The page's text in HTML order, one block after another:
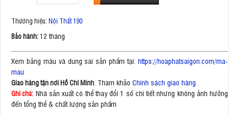
Thương hiệu: Nội Thất 190
Bảo hành:12 tháng
Xem bảng màu và dung sai sản phẩm tại: https://hoaphatsaigon.com/ma-
mau
Giao hàng tận nơi Hồ Chí Minh . Tham khảo Chính sách giao hàng
Ghi chú: Nhà sản xuất có thể thay đổi 1 số chi tiết nhưng không ảnh hưởng
đến tổng thể & chất lượng sản phẩm